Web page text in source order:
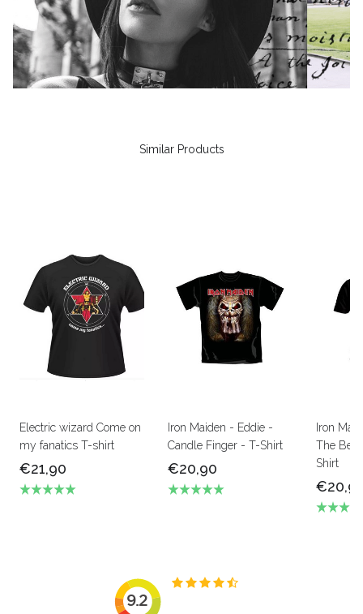
Similar Products
Electric wizard Come on
my fanatics T-shirt
€21,90
Iron Maiden - Eddie -
Candle Finger - T-Shirt
€20,90
Iron
The
Shirt